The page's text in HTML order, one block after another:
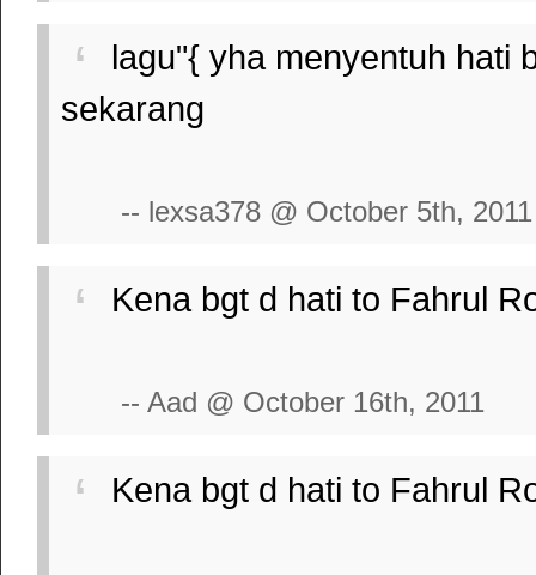
lagu"{ yha menyentuh hati
sekarang
-- lexsa378 @ October 5th, 2011
Kena bgt d hati to Fahrul
-- Aad @ October 16th, 2011
Kena bgt d hati to Fahrul